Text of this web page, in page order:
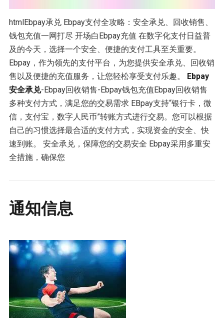
htmlEbpay承兑 Ebpay支付全攻略：安全承兑、回收销售、
钱包充值一网打尽 开场白Ebpay充值 在数字化支付日益普
及的今天，选择一个安全、便捷的支付工具至关重要。
Ebpay，作为领先的支付平台，为您提供安全承兑、回收销
售以及便捷的充值服务，让您轻松享受支付乐趣。 Ebpay
安全承兑-Ebpay回收销售-Ebpay钱包充值Ebpay回收销售
多种支付方式，满足您的交易需求 EBpay支持“银行卡，微
信，支付宝，数字人民币”转账方式进行交易。您可以根据
自己的习惯选择最合适的支付方式，实现资金的安全、快
速到账。 安全承兑，保障您的交易安全 Ebpay采用多重安
全措施，确保您
通知信息